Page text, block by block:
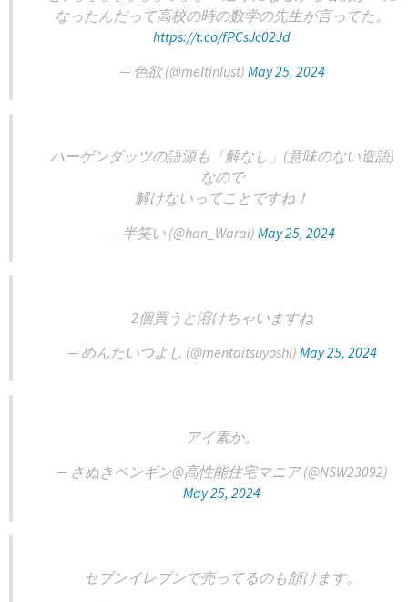
なったんだって高校の時の数学の先生が言ってた。
https://t.co/fPCsJc02Jd
— 色欲 (@meltinlust) May 25, 2024
ハーゲンダッツの語源も「解なし」(意味のない造語)
なので
解けないってことですね！
— 半笑い (@han_Warai) May 25, 2024
2個買うと溶けちゃいますね
— めんたいつよし (@mentaitsuyoshi) May 25, 2024
アイ素か。
— さぬきペンギン@高性能住宅マニア (@NSW23092)
May 25, 2024
セブンイレブンで売ってるのも頷けます。